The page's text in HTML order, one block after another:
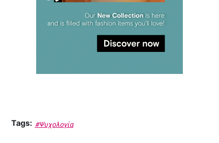
Tags: #Ψυχολογία